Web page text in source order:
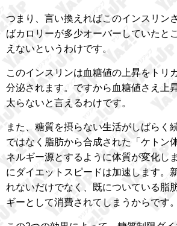
つまり、言い換えればこのインスリン
ばカロリーが多少オーバーしていたと
えないというわけです。
このインスリンは血糖値の上昇をトリ
分泌されます。ですから血糖値さえ上
太らないと言えるわけです。
また、糖質を摂らない生活がしばらく
ではなく脂肪から合成された「ケトン
ネルギー源とするように体質が変化し
にダイエットスピードは加速します。
れないだけでなく、既についている脂
ギーとして消費されてしまうからです。